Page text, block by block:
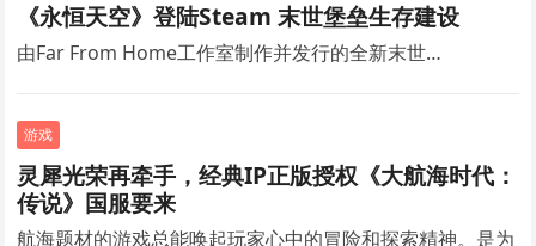
《永恒天空》登陆Steam 末世堡垒生存建设
由Far From Home工作室制作并发行的全新末世…
游戏
灵犀光荣再牵手，经典IP正版授权《大航海时代：
传说》国服要来
航海题材的游戏总能唤起玩家心中的冒险和探索精神。是为